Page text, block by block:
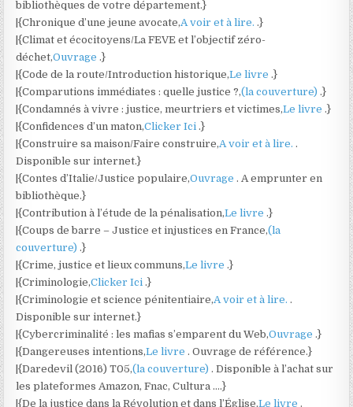
bibliothèques de votre département.}
|{Chronique d’une jeune avocate,A voir et à lire..}
|{Climat et écocitoyens/La FEVE et l’objectif zéro-
déchet,Ouvrage.}
|{Code de la route/Introduction historique,Le livre.}
|{Comparutions immédiates : quelle justice ?,(la couverture).}
|{Condamnés à vivre : justice, meurtriers et victimes,Le livre.}
|{Confidences d’un maton,Clicker Ici.}
|{Construire sa maison/Faire construire,A voir et à lire..
Disponible sur internet.}
|{Contes d’Italie/Justice populaire,Ouvrage. A emprunter en
bibliothèque.}
|{Contribution à l’étude de la pénalisation,Le livre.}
|{Coups de barre – Justice et injustices en France,(la
couverture).}
|{Crime, justice et lieux communs,Le livre.}
|{Criminologie,Clicker Ici.}
|{Criminologie et science pénitentiaire,A voir et à lire..
Disponible sur internet.}
|{Cybercriminalité : les mafias s’emparent du Web,Ouvrage.}
|{Dangereuses intentions,Le livre. Ouvrage de référence.}
|{Daredevil (2016) T05,(la couverture). Disponible à l’achat sur
les plateformes Amazon, Fnac, Cultura ….}
|{De la justice dans la Révolution et dans l’Église,Le livre.